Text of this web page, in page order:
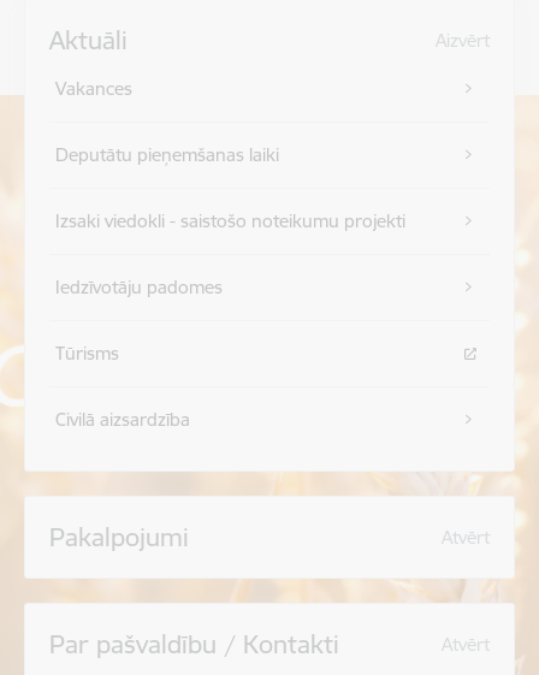
Aktuāli Aizvērt
Vakances
Deputātu pieņemšanas laiki
Izsaki viedokli - saistošo noteikumu projekti
Iedzīvotāju padomes
Tūrisms
Civilā aizsardzība
Pakalpojumi Atvērt
Par pašvaldību / Kontakti Atvērt